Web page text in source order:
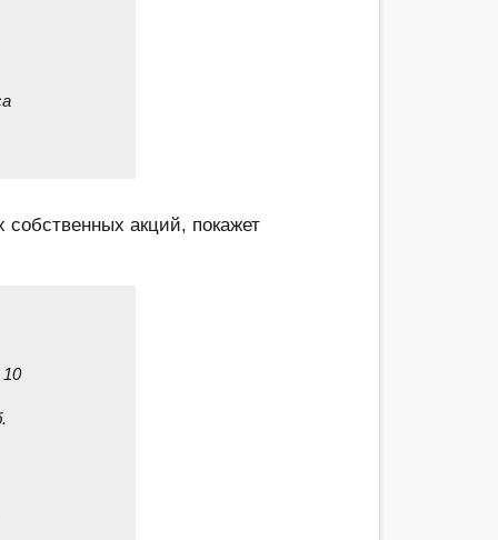
собственных акций, покажет